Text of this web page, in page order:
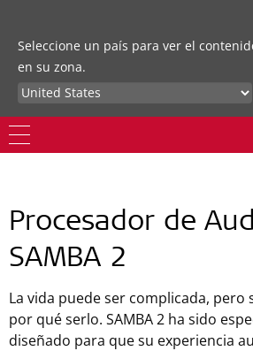
Seleccione un país para ver el
en su zona.
Procesador de
SAMBA 2
La vida puede ser complicada,
por qué serlo. SAMBA 2 ha sido
diseñado para que su experiencia